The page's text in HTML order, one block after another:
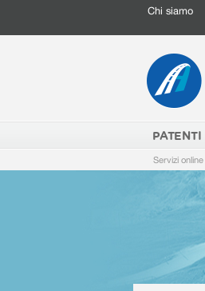
Chi siamo
PATENTI
Servizi online